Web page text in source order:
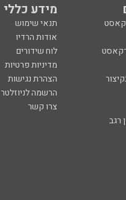
מידע כללי
תנאי שימוש
אודות הרדיו
לוח שידורים
מדיניות פרטיות
הצהרת נגישות
הרשמה לניוזלטר
צרו קשר
רגב